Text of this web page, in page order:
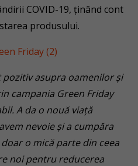
COVID-19, ținând cont
produsului.
pozitiv asupra oamenilor și
campania Green Friday
A da o nouă viață
nevoie și a cumpăra
o mică parte din ceea
noi pentru reducerea